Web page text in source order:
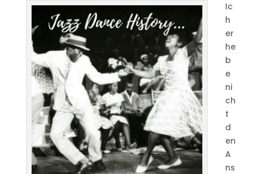
Ic
h
er
he
b
e
ni
ch
t
d
en
A
ns